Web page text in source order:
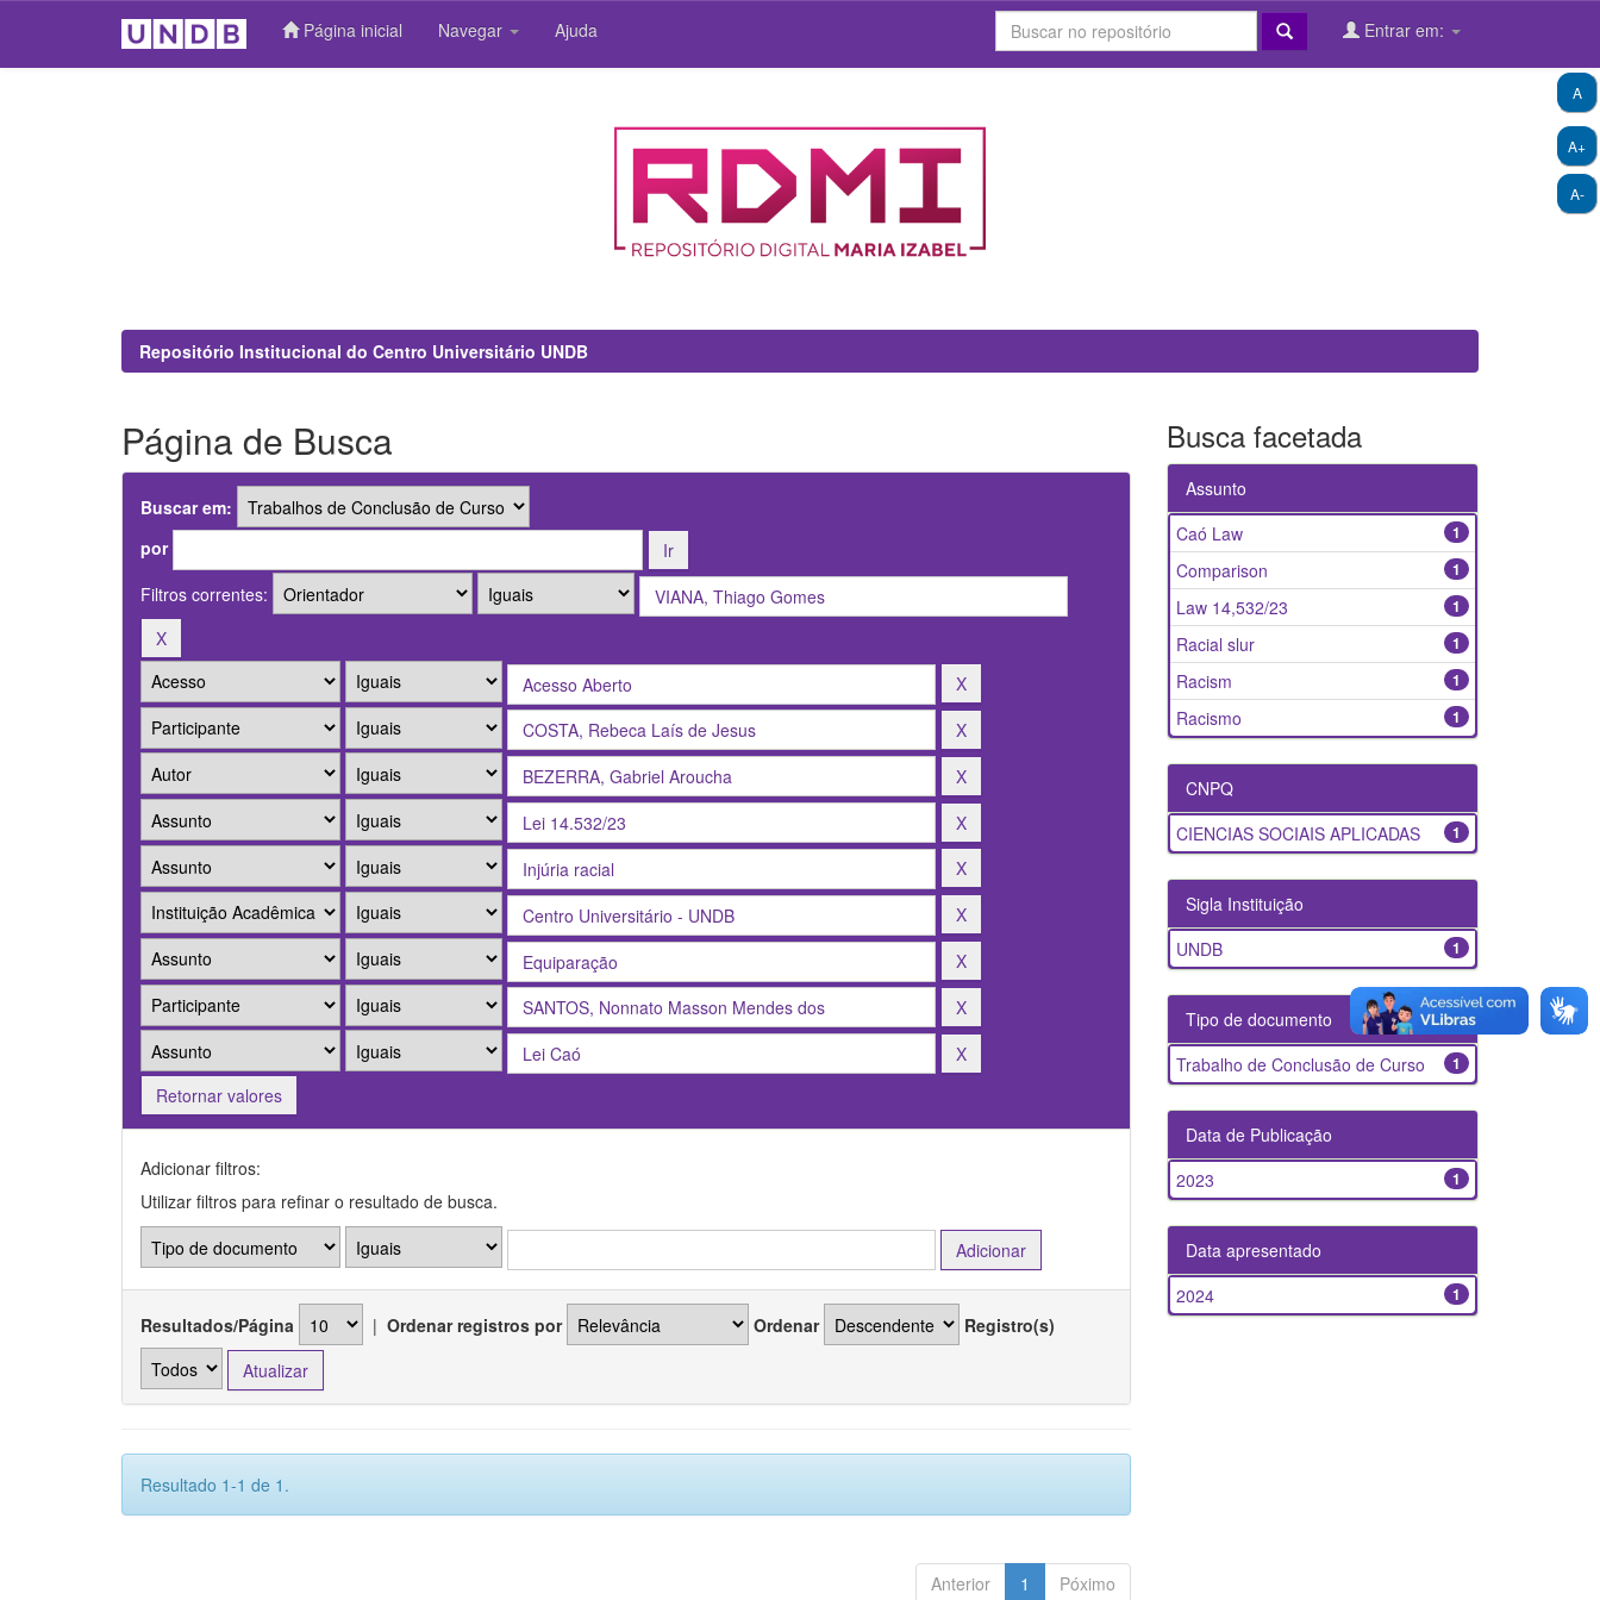
Página inicial Navegar Ajuda Entrar em:
A+
A-
A
Repositório Institucional do Centro Universitário UNDB
Página de Busca
Buscar em:
por
Filtros correntes:
Retornar valores
Adicionar filtros:
Utilizar filtros para refinar o resultado de busca.
Resultados/Página | Ordenar registros por Ordenar Registro(s)
Resultado 1-1 de 1.
Anterior 1 Póximo
Busca facetada
Assunto
1
Caó Law
1
Comparison
1
Law 14,532/23
1
Racial slur
1
Racism
1
Racismo
CNPQ
1
CIENCIAS SOCIAIS APLICADAS
Sigla Instituição
1
UNDB
Tipo de documento
1
Trabalho de Conclusão de Curso
Data de Publicação
1
2023
Data apresentado
1
2024